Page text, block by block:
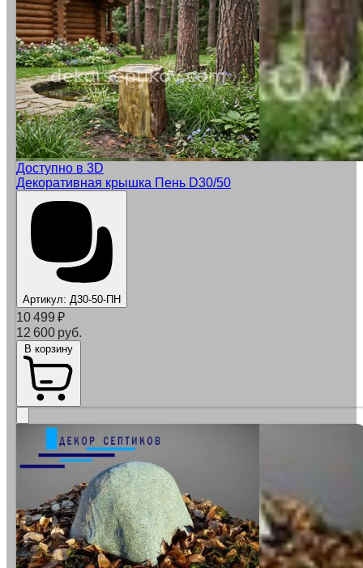
Доступно в 3D
Декоративная крышка Пень D30/50
Артикул: Д30-50-ПН
10 499 ₽
12 600 руб.